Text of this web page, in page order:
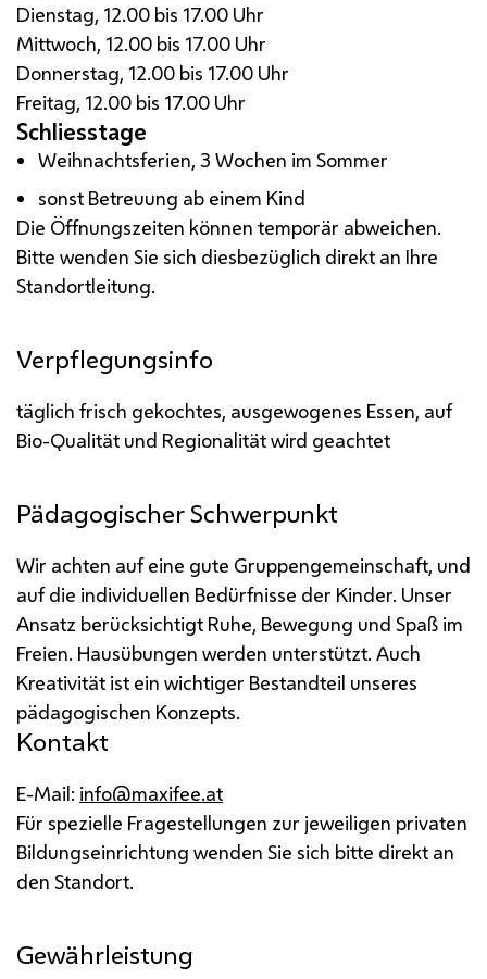
Dienstag, 12.00 bis 17.00 Uhr
Mittwoch, 12.00 bis 17.00 Uhr
Donnerstag, 12.00 bis 17.00 Uhr
Freitag, 12.00 bis 17.00 Uhr
Schliesstage
Weihnachtsferien, 3 Wochen im Sommer
sonst Betreuung ab einem Kind
Die Öffnungszeiten können temporär abweichen.
Bitte wenden Sie sich diesbezüglich direkt an Ihre
Standortleitung.
Verpflegungsinfo
täglich frisch gekochtes, ausgewogenes Essen, auf
Bio-Qualität und Regionalität wird geachtet
Pädagogischer Schwerpunkt
Wir achten auf eine gute Gruppengemeinschaft, und
auf die individuellen Bedürfnisse der Kinder. Unser
Ansatz berücksichtigt Ruhe, Bewegung und Spaß im
Freien. Hausübungen werden unterstützt. Auch
Kreativität ist ein wichtiger Bestandteil unseres
pädagogischen Konzepts.
Kontakt
E-Mail: info@maxifee.at
Für spezielle Fragestellungen zur jeweiligen privaten
Bildungseinrichtung wenden Sie sich bitte direkt an
den Standort.
Gewährleistung